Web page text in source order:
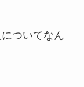
ついてなん